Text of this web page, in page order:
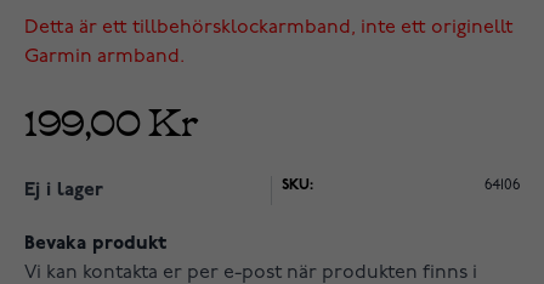
Detta är ett tillbehörsklockarmband, inte ett originellt
Garmin armband.
199,00 Kr
Ej i lager SKU: 64106
Bevaka produkt
Vi kan kontakta er per e-post när produkten finns i